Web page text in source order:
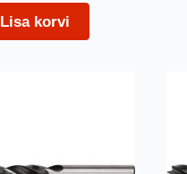
Lisa korvi